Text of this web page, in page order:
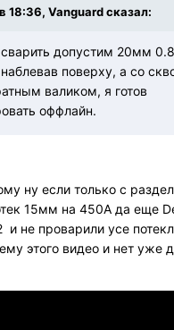
18:36, Vanguard сказал:
допустим 20мм
поверху, а со
валиком, я готов
оффлайн.
ну если только с
15мм на 450А да еще
и не проварили усе
этого видео и нет уже